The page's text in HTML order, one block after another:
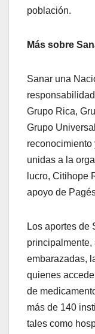
población.
Más sobre
Sanar una
Grupo Rica,
Grupo
reconocimiento
unidas a la
lucro, Citihope
apoyo de
Los aportes de
embarazadas,
quienes
de
más de 140
tales como